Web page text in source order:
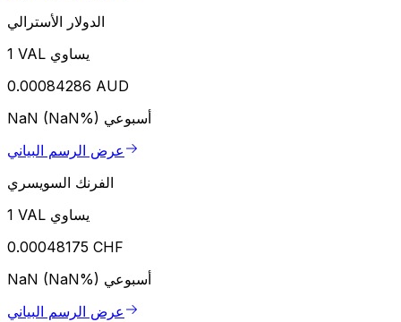
الدولار الأسترالي
1 VAL يساوي
0.00084286 AUD
NaN (NaN%) أسبوعي
عرض الرسم البياني
الفرنك السويسري
1 VAL يساوي
0.00048175 CHF
NaN (NaN%) أسبوعي
عرض الرسم البياني